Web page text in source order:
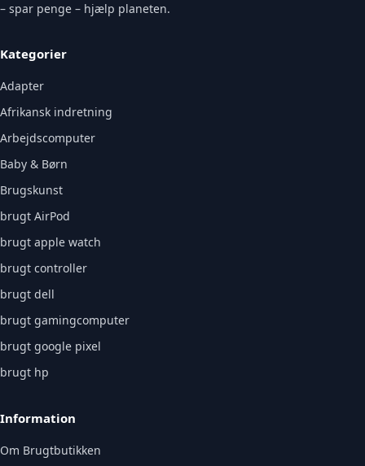
– spar penge – hjælp planeten.
Kategorier
Adapter
Afrikansk indretning
Arbejdscomputer
Baby & Børn
Brugskunst
brugt AirPod
brugt apple watch
brugt controller
brugt dell
brugt gamingcomputer
brugt google pixel
brugt hp
Information
Om Brugtbutikken